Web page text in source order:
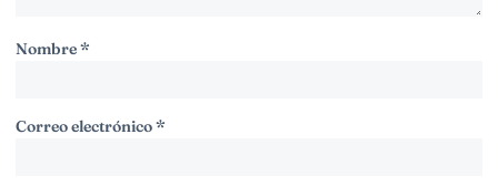
Nombre*
Correo electrónico*